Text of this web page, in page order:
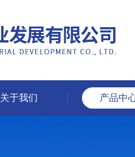
关于我们 产品中